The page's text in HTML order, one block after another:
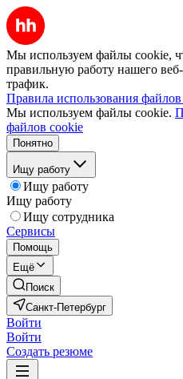
Мы используем файлы cookie,
правильную работу нашего
трафик.
Правила использования
Мы используем файлы cookie.
файлов cookie
Понятно
Ищу работу
Ищу работу
Ищу работу
Ищу сотрудника
Сервисы
Помощь
Ещё
Поиск
Санкт-Петербург
Войти
Войти
Создать резюме